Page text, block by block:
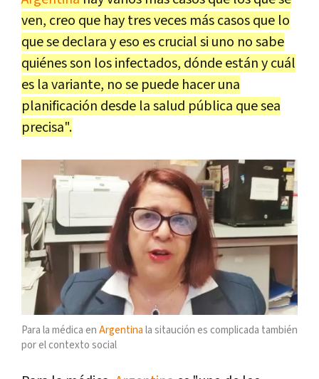
ven, creo que hay tres veces más casos que lo
que se declara y eso es crucial si uno no sabe
quiénes son los infectados, dónde están y cuál
es la variante, no se puede hacer una
planificación desde la salud pública que sea
precisa".
Para la médica en Argentina la sitaución es complicada también
por el contexto social